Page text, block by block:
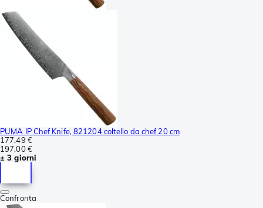
PUMA IP Chef Knife, 821204 coltello da chef 20 cm
177,49 €
197,00 €
± 3 giorni
Confronta